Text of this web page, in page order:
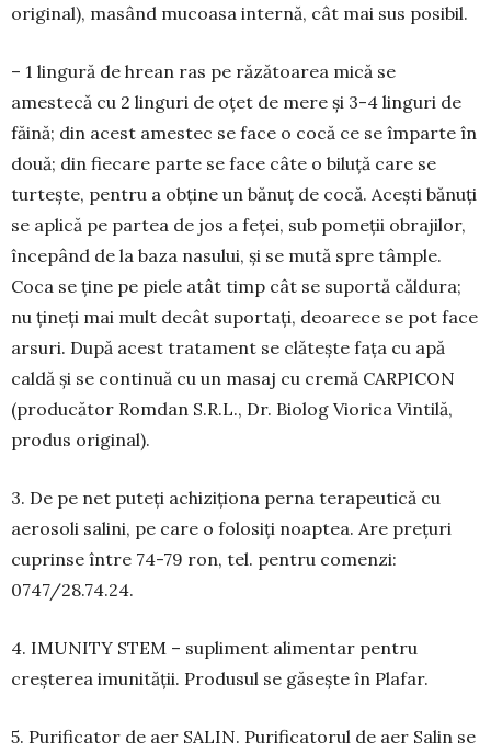
original), masând mucoasa internă, cât mai sus posibil.
– 1 lingură de hrean ras pe răzătoarea mică se
amestecă cu 2 linguri de oțet de mere și 3-4 linguri de
făină; din acest amestec se face o cocă ce se împarte în
două; din fiecare parte se face câte o biluță care se
turtește, pentru a obține un bănuț de cocă. Acești bănuți
se aplică pe partea de jos a feței, sub pomeții obrajilor,
începând de la baza na­sului, și se mută spre tâmple.
Coca se ține pe piele atât timp cât se suportă căldura;
nu țineți mai mult decât suportați, deoarece se pot face
arsuri. După acest tratament se clătește fața cu apă
caldă și se continuă cu un masaj cu cremă CARPICON
(pro­ducător Romdan S.R.L., Dr. Biolog Viorica Vintilă,
produs original).
3. De pe net puteți achiziționa perna terapeutică cu
aero­soli salini, pe care o folosiți noaptea. Are prețuri
cuprinse între 74-79 ron, tel. pentru co­menzi:
0747/28.74.24.
4. IMUNITY STEM – supliment alimentar pen­tru
creșterea imunității. Produsul se găsește în Pla­far.
5. Purificator de aer SALIN. Purificatorul de aer Salin se